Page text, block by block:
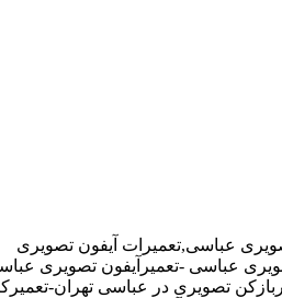
عباسی,تعمیرات آیفون تصویری
عباسی -تعمیرآیفون تصویری
تصویری در عباسی تهران-